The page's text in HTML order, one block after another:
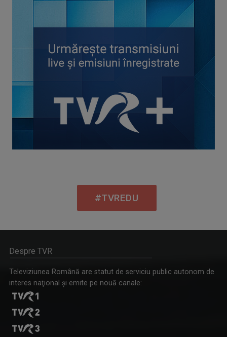
#TVREDU
Despre TVR
Televiziunea Română are statut de serviciu public autonom de
interes naţional şi emite pe nouă canale: